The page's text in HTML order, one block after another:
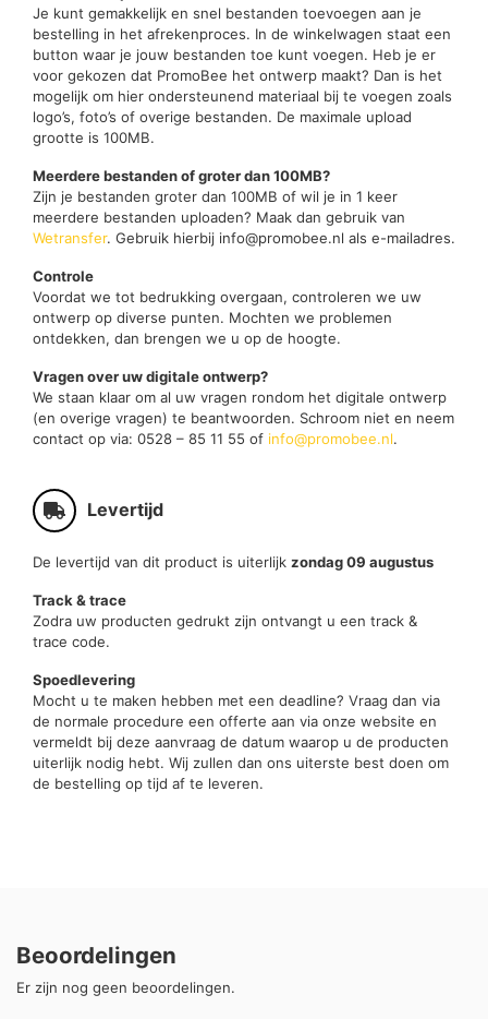
Je kunt gemakkelijk en snel bestanden toevoegen aan je
bestelling in het afrekenproces. In de winkelwagen staat een
button waar je jouw bestanden toe kunt voegen. Heb je er
voor gekozen dat PromoBee het ontwerp maakt? Dan is het
mogelijk om hier ondersteunend materiaal bij te voegen zoals
logo’s, foto’s of overige bestanden. De maximale upload
grootte is 100MB.
Meerdere bestanden of groter dan 100MB?
Zijn je bestanden groter dan 100MB of wil je in 1 keer
meerdere bestanden uploaden? Maak dan gebruik van
Wetransfer. Gebruik hierbij info@promobee.nl als e-mailadres.
Controle
Voordat we tot bedrukking overgaan, controleren we uw
ontwerp op diverse punten. Mochten we problemen
ontdekken, dan brengen we u op de hoogte.
Vragen over uw digitale ontwerp?
We staan klaar om al uw vragen rondom het digitale ontwerp
(en overige vragen) te beantwoorden. Schroom niet en neem
contact op via: 0528 – 85 11 55 of info@promobee.nl.
Levertijd
De levertijd van dit product is uiterlijk zondag 09 augustus
Track & trace
Zodra uw producten gedrukt zijn ontvangt u een track &
trace code.
Spoedlevering
Mocht u te maken hebben met een deadline? Vraag dan via
de normale procedure een offerte aan via onze website en
vermeldt bij deze aanvraag de datum waarop u de producten
uiterlijk nodig hebt. Wij zullen dan ons uiterste best doen om
de bestelling op tijd af te leveren.
Beoordelingen
Er zijn nog geen beoordelingen.